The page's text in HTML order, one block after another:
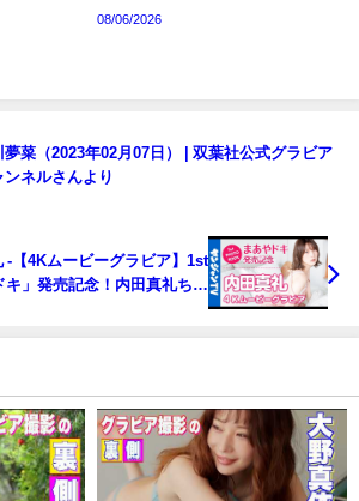
08/06/2026
夢菜（2023年02月07日） | 双葉社公式グラビア
ンネルさんより
-【4Kムービーグラビア】1st
」発売記念！内田真礼ちゃ
ングジャンプ公式】さんより